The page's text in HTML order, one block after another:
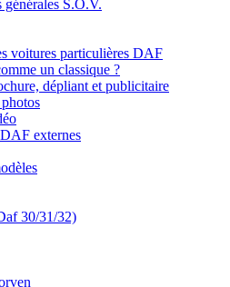
S.O.V.
voitures particulières DAF
un classique ?
dépliant et publicitaire
externes
30/31/32)